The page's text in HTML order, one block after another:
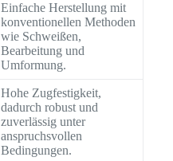
Einfache Herstellung mit
konventionellen Methoden
wie Schweißen,
Bearbeitung und
Umformung.
Hohe Zugfestigkeit,
dadurch robust und
zuverlässig unter
anspruchsvollen
Bedingungen.